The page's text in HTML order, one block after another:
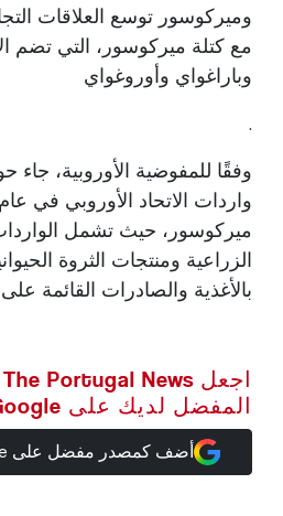
وميركوسور توسع العلاقات
مع كتلة ميركوسور، التي تضم
وباراغواي وأوروغواي
.
ميركوسور، حيث تشمل
الزراعية ومنتجات الثروة
بالأغذية والصادرات القائمة
المفضل لديك على Google
أضف كمصدر مفضل على Google